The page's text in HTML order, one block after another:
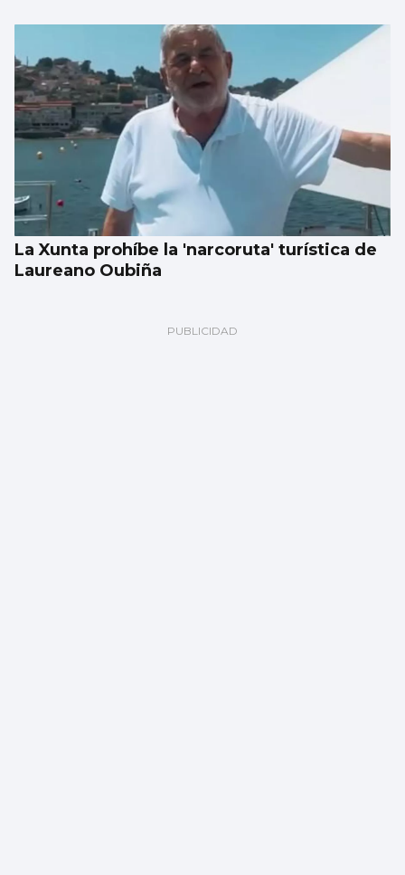
La Xunta prohíbe la 'narcoruta' turística de
Laureano Oubiña